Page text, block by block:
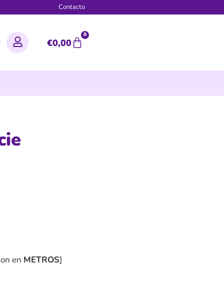
Contacto
€0,00
0
en METROS]